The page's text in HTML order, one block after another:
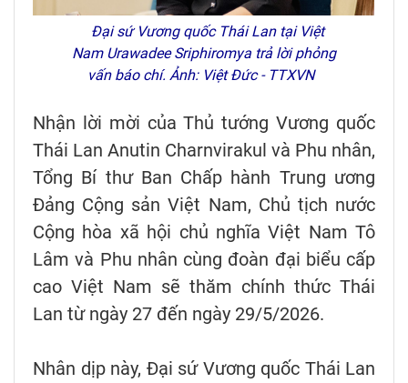
Đại sứ Vương quốc Thái Lan tại Việt
Nam Urawadee Sriphiromya trả lời phỏng
vấn báo chí. Ảnh: Việt Đức - TTXVN
Nhận lời mời của Thủ tướng Vương quốc
Thái Lan Anutin Charnvirakul và Phu nhân,
Tổng Bí thư Ban Chấp hành Trung ương
Đảng Cộng sản Việt Nam, Chủ tịch nước
Cộng hòa xã hội chủ nghĩa Việt Nam Tô
Lâm và Phu nhân cùng đoàn đại biểu cấp
cao Việt Nam sẽ thăm chính thức Thái
Lan từ ngày 27 đến ngày 29/5/2026.
Nhân dịp này, Đại sứ Vương quốc Thái Lan